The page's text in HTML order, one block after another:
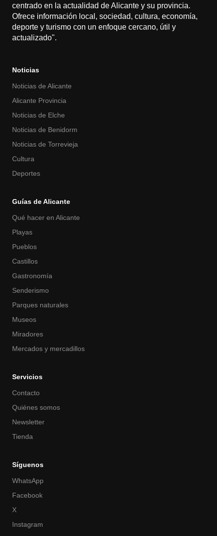
centrado en la actualidad de Alicante y su provincia.
Ofrece información local, sociedad, cultura, economía,
deporte y turismo con un enfoque cercano, útil y
actualizado".
Noticias
Noticias de Alicante
Alicante Provincia
Noticias de Elche
Noticias de Benidorm
Noticias de Torrevieja
Cultura
Deportes
Guías de Alicante
Qué hacer en Alicante
Playas
Pueblos
Castillos
Gastronomía
Senderismo
Parques naturales
Museos
Miradores
Mercados y mercadillos
Servicios
Contacto
Quiénes somos
Newsletter
Tienda
Síguenos
WhatsApp
Facebook
X
Instagram